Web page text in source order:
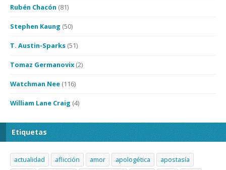
Rubén Chacón (81)
Stephen Kaung (50)
T. Austin-Sparks (51)
Tomaz Germanovix (2)
Watchman Nee (116)
William Lane Craig (4)
Etiquetas
actualidad aflicción amor apologética
apostasía